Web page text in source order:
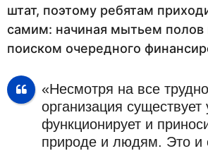
штат, поэтому ребятам
самим: начиная мытьем полов
поиском очередного
«Несмотря на все
организация существует
функционирует и
природе и людям. Это и